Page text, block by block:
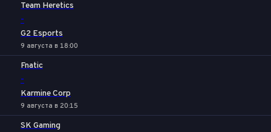
Team Heretics
-
G2 Esports
9 августа в 18:00
Fnatic
-
Karmine Corp
9 августа в 20:15
SK Gaming